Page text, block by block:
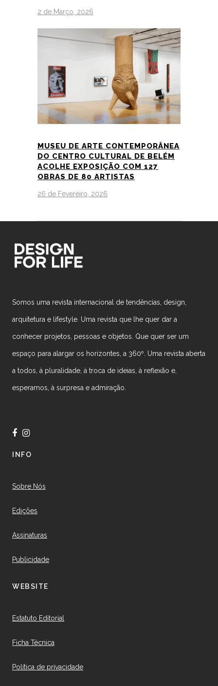
2 de Março, 2026
MUSEU DE ARTE CONTEMPORÂNEA
DO CENTRO CULTURAL DE BELÉM
ACOLHE EXPOSIÇÃO COM 127
OBRAS DE 80 ARTISTAS
26 de Fevereiro, 2026
Somos uma revista internacional de tendências, design,
arquitetura e lifestyle. Uma revista que lhe quer dar a
conhecer projetos, pessoas e objetos. Que quer ser um
espaço para alargar os horizontes, a 360º. Uma revista aberta
a todos, à pluralidade, à troca de ideias, à reflexão e,
esperamos, à surpresa e admiração.
INFO
Sobre Nós
Edições
Assinaturas
Publicidade
WEBSITE
Estatuto Editorial
Ficha Técnica
Política de privacidade